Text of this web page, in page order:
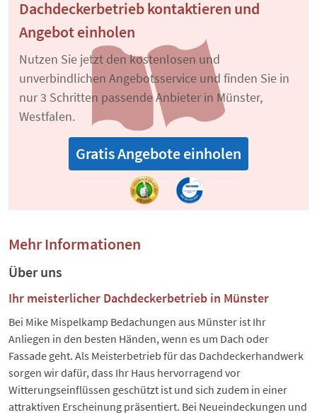
Dachdeckerbetrieb kontaktieren und
Angebot einholen
Nutzen Sie jetzt den kostenlosen und
unverbindlichen Angebotsservice und finden Sie in
nur 3 Schritten passende Anbieter in Münster,
Westfalen.
Gratis Angebote einholen
Mehr Informationen
Über uns
Ihr meisterlicher Dachdeckerbetrieb in Münster
Bei Mike Mispelkamp Bedachungen aus Münster ist Ihr
Anliegen in den besten Händen, wenn es um Dach oder
Fassade geht. Als Meisterbetrieb für das Dachdeckerhandwerk
sorgen wir dafür, dass Ihr Haus hervorragend vor
Witterungseinflüssen geschützt ist und sich zudem in einer
attraktiven Erscheinung präsentiert. Bei Neueindeckungen und